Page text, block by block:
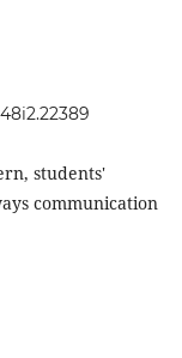
students'
communication